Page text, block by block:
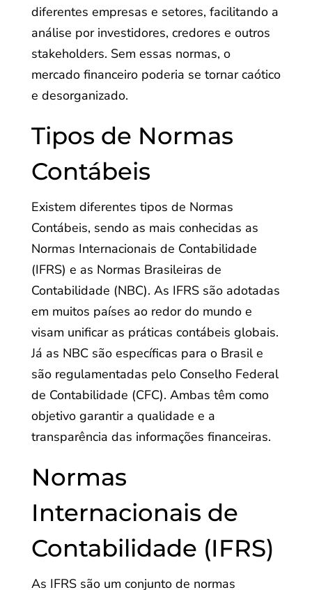
diferentes empresas e setores, facilitando a
análise por investidores, credores e outros
stakeholders. Sem essas normas, o
mercado financeiro poderia se tornar caótico
e desorganizado.
Tipos de Normas
Contábeis
Existem diferentes tipos de Normas
Contábeis, sendo as mais conhecidas as
Normas Internacionais de Contabilidade
(IFRS) e as Normas Brasileiras de
Contabilidade (NBC). As IFRS são adotadas
em muitos países ao redor do mundo e
visam unificar as práticas contábeis globais.
Já as NBC são específicas para o Brasil e
são regulamentadas pelo Conselho Federal
de Contabilidade (CFC). Ambas têm como
objetivo garantir a qualidade e a
transparência das informações financeiras.
Normas
Internacionais de
Contabilidade (IFRS)
As IFRS são um conjunto de normas